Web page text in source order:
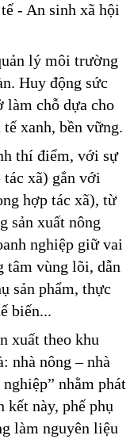
- An sinh xã hội
lý môi trường
Huy động sức
làm chỗ dựa cho
xanh, bền vững.
thí điểm, với sự
xã) gắn với
hợp tác xã), từ
sản xuất nông
nghiệp giữ vai
tâm vùng lõi, dẫn
sản phẩm, thực
biến...
xuất theo khu
nhà nông – nhà
nhằm phát
này, phế phụ
làm nguyên liệu